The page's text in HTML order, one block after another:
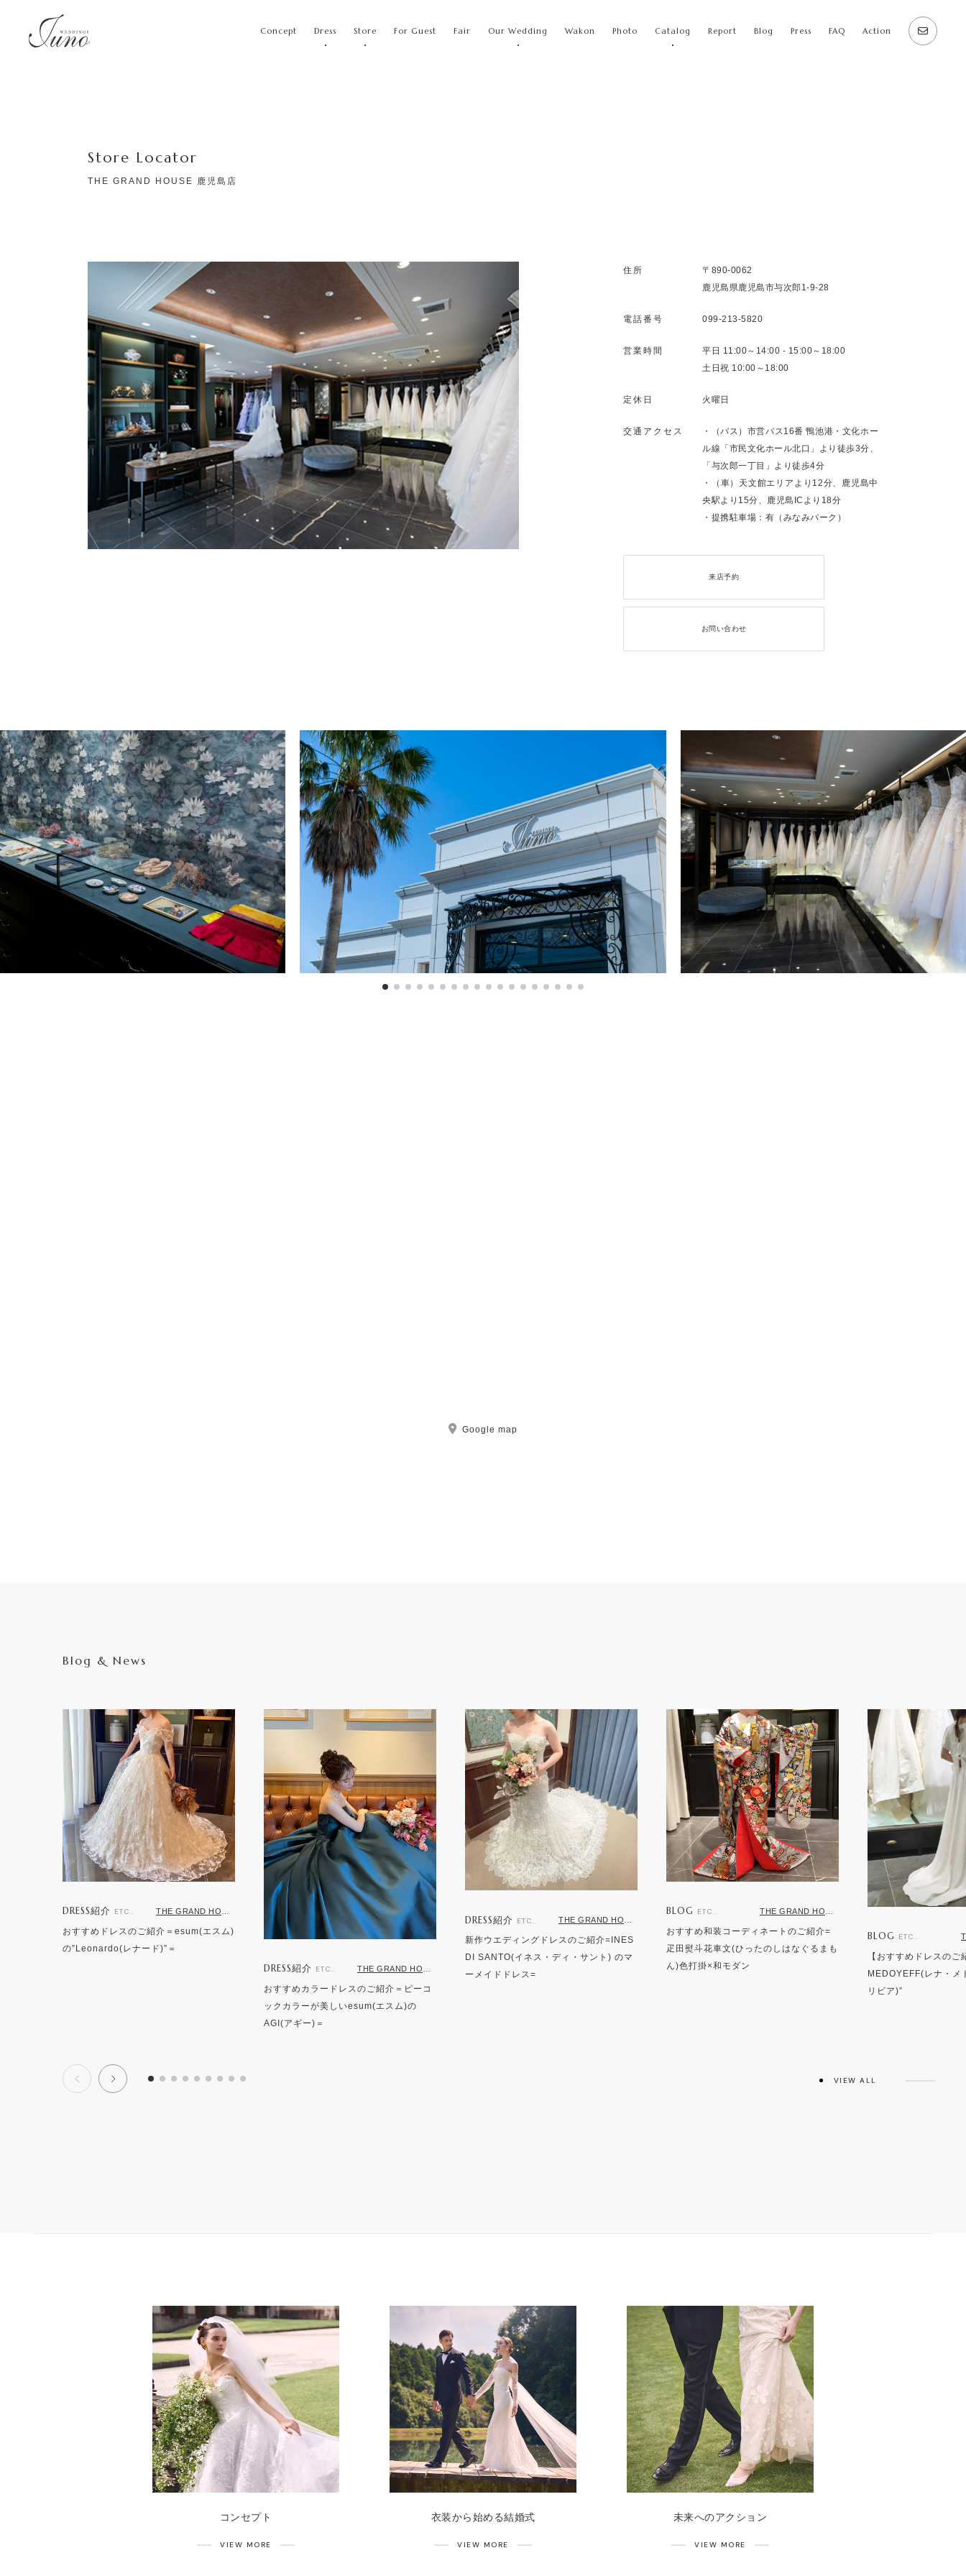
Concept Dress Store For Guest Fair Our Wedding Wakon Photo Catalog Report Blog Press FAQ Action
Store Locator
THE GRAND HOUSE 鹿児島店
住所
〒890-0062
鹿児島県鹿児島市与次郎1-9-28
電話番号 099-213-5820
営業時間
平日 11:00～14:00 - 15:00～18:00
土日祝 10:00～18:00
定休日 火曜日
交通アクセス
・（バス）市営バス16番 鴨池港・文化ホー
ル線「市民文化ホール北口」より徒歩3分、
「与次郎一丁目」より徒歩4分
・（車）天文館エリアより12分、鹿児島中
央駅より15分、鹿児島ICより18分
・提携駐車場：有（みなみパーク）
来店予約
お問い合わせ
Google map
Blog & News
DRESS紹介 ETC..
おすすめドレスのご紹介＝esum(エスム)
の”Leonardo(レナード)”＝
DRESS紹介 ETC..
おすすめカラードレスのご紹介＝ピーコ
ックカラーが美しいesum(エスム)の
AGI(アギー)＝
DRESS紹介 ETC.. THE GRAND HOUSE 鹿児島店
新作ウエディングドレスのご紹介=INES
DI SANTO(イネス・ディ・サント) のマ
ーメイドドレス=
BLOG ETC..
おすすめ和装コーディネートのご紹介=
疋田熨斗花車文(ひったのしはなぐるまも
ん)色打掛×和モダン
BLOG ETC..
【おすすめドレスのご
MEDOYEFF(レナ・
リビア)”
VIEW ALL
コンセプト
VIEW MORE
衣装から始める結婚式
VIEW MORE
未来へのアクション
VIEW MORE